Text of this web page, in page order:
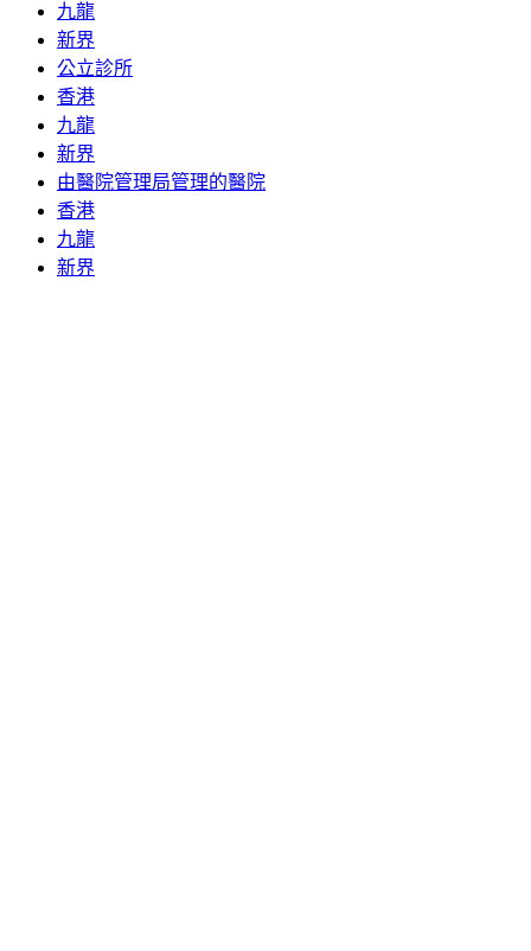
九龍
新界
公立診所
香港
九龍
新界
由醫院管理局管理的醫院
香港
九龍
新界